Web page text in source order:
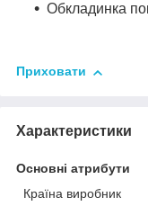
Обкладинка
Приховати
Характеристики
Основні атрибути
Країна виробник